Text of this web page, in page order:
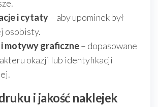
i cytaty– aby upominek był
osobisty.
motywy graficzne– dopasowane
okazji lub identyfikacji
i jakość naklejek